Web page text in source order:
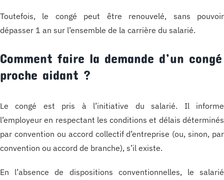
Toutefois, le congé peut être renouvelé, sans pouvoir
dépasser 1 an sur l’ensemble de la carrière du salarié.
Comment faire la demande d’un congé
proche aidant ?
Le congé est pris à l’initiative du salarié. Il informe
l’employeur en respectant les conditions et délais déterminés
par convention ou accord collectif d’entreprise (ou, sinon, par
convention ou accord de branche), s’il existe.
En l’absence de dispositions conventionnelles, le salarié